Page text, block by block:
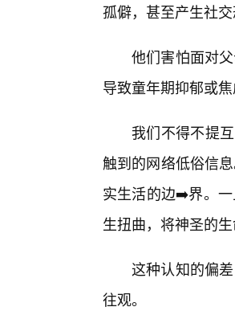
孤僻，甚至产生社交
他们害怕面对
导致童年期抑郁或
我们不得不提
触到的网络低俗信
实生活的边➡️界。
生扭曲，将神圣的
这种认知的偏
往观。